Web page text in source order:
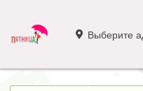
Выберите